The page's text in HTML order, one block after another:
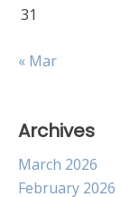
31
« Mar
Archives
March 2026
February 2026